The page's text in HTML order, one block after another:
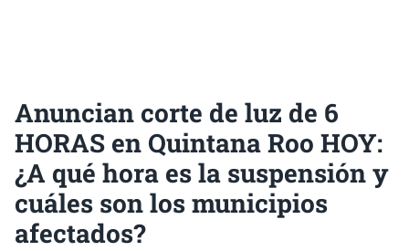
Anuncian corte de luz de 6
HORAS en Quintana Roo HOY:
¿A qué hora es la suspensión y
cuáles son los municipios
afectados?